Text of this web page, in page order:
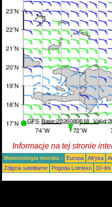
Informacje na tej stronie
Meteorologia morska : Europa Afryka
Zdjęcia satelitarne
Pogoda Lotnisko 10-